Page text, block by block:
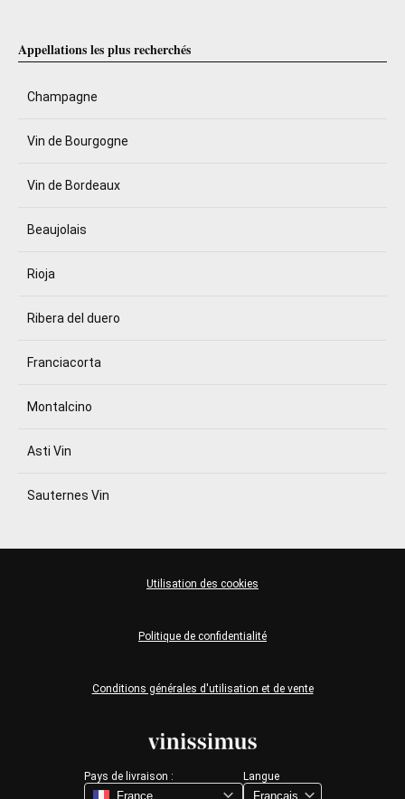
Appellations les plus recherchés
Champagne
Vin de Bourgogne
Vin de Bordeaux
Beaujolais
Rioja
Ribera del duero
Franciacorta
Montalcino
Asti Vin
Sauternes Vin
Pays de livraison : Langue
Conditions générales d'utilisation et de vente
Politique de confidentialité
Utilisation des cookies